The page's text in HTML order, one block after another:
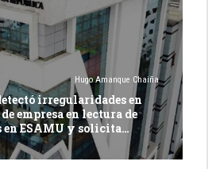
Hugo Amanque Chaiña
irregularidades en
empresa en lectura de
ESAMU y solicita
contra funcionarios